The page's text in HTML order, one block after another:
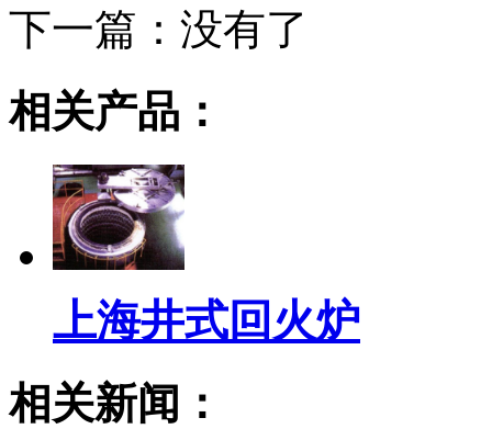
下一篇： 没有了
相关产品：
上海井式回火炉
相关新闻：